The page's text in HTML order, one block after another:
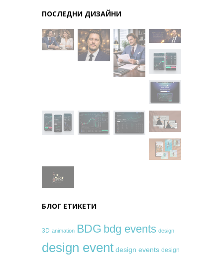
ПОСЛЕДНИ ДИЗАЙНИ
БЛОГ ЕТИКЕТИ
3D animation BDG bdg events design
design event design events design